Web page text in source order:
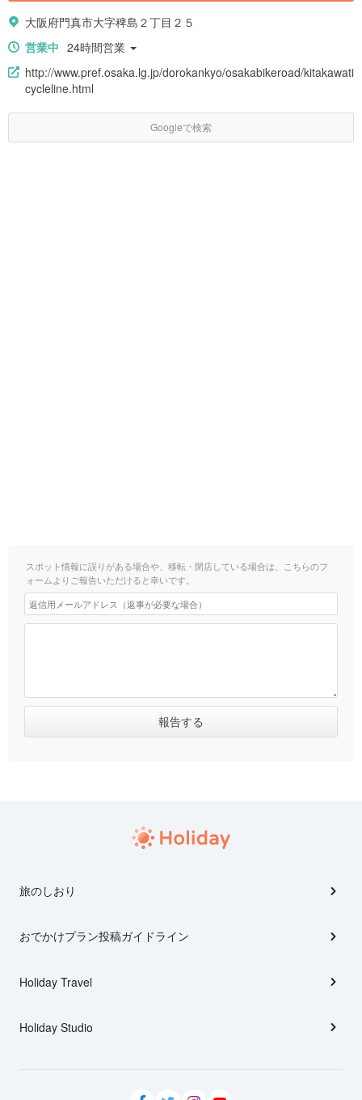
大阪府門真市大字稗島２丁目２５
営業中 24時間営業
http://www.pref.osaka.lg.jp/dorokankyo/osakabikeroad/kitakawati
cycleline.html
Googleで検索
スポット情報に誤りがある場合や、移転・閉店している場合は、こちらのフ
ォームよりご報告いただけると幸いです。
旅のしおり
おでかけプラン投稿ガイドライン
Holiday Travel
Holiday Studio